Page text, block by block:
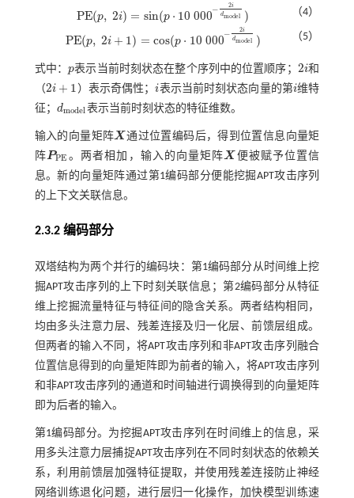
PE(p, 2i) = sin(p ⋅ 10 000− 2i
dmodel )
PE(p, 2 )=sin (p 10 000 - 2idmode
（4）
PE(p, 2i + 1) = cos(p ⋅ 10 000− 2i
dmodel )
PE(p, 2 +1) =c os(p ⋅10 000-2 idmo del)
（5）
式中： p
p表示当前时刻状态在整个序列中的位置顺序； 2i
2i 和
（2i + 1
2i+ 1 ）表示奇偶性；i
i表示当前时刻状态向量的第i
i维特
征； dmodel
dmodel
表示当前时刻状态的特征维数。
输入的向量矩阵X
X 通过位置编码后，得到位置信息向量矩
阵PPE
PPE 。两者相加，输入的向量矩阵X
X
便被赋予位置信
息。新的向量矩阵通过第1编码部分便能挖掘APT攻击序列
的上下文关联信息。
2.3.2 编码部分
双塔结构为两个并行的编码块：第1编码部分从时间维上挖
掘APT攻击序列的上下时刻关联信息；第2编码部分从特征
维上挖掘流量特征与特征间的隐含关系。两者结构相同，
均由多头注意力层、残差连接及归一化层、前馈层组成。
但两者的输入不同，将APT攻击序列和非APT攻击序列融合
位置信息得到的向量矩阵即为前者的输入，将APT攻击序列
和非APT攻击序列的通道和时间轴进行调换得到的向量矩阵
即为后者的输入。
第1编码部分。为挖掘APT攻击序列在时间维上的信息，采
用多头注意力层捕捉APT攻击序列在不同时刻状态的依赖关
系，利用前馈层加强特征提取，并使用残差连接防止神经
网络训练退化问题，进行层归一化操作，加快模型训练速